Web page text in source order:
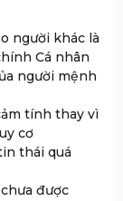
người khác là
Cá nhân
người mệnh
tính thay vì
cơ
thái quá
được